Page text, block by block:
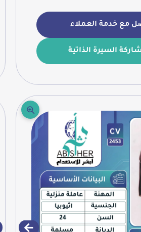
مع خدمة العملاء
السيرة الذاتية